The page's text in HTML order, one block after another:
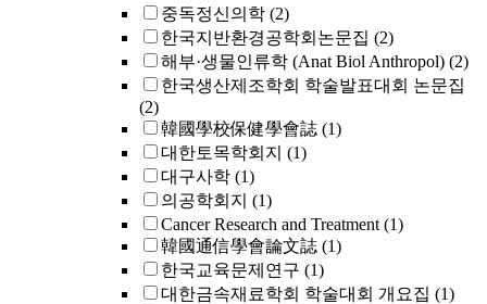
중독정신의학 (2)
한국지반환경공학회논문집 (2)
해부·생물인류학 (Anat Biol Anthropol) (2)
한국생산제조학회 학술발표대회 논문집
(2)
韓國學校保健學會誌 (1)
대한토목학회지 (1)
대구사학 (1)
의공학회지 (1)
Cancer Research and Treatment (1)
韓國通信學會論文誌 (1)
한국교육문제연구 (1)
대한금속재료학회 학술대회 개요집 (1)